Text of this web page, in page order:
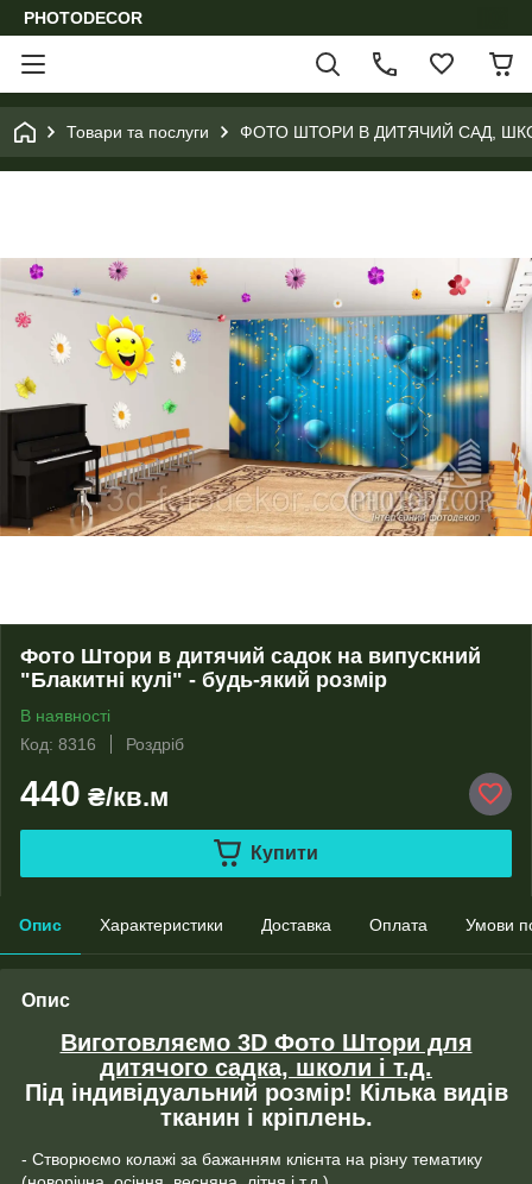
PHOTODECOR
Товари та послуги ФОТО ШТОРИ В ДИТЯЧИЙ САД,
Фото Штори в дитячий садок на випускний
"Блакитні кулі" - будь-який розмір
В наявності
Код: 8316
Роздріб
440 ₴/кв.м
Купити
Опис Характеристики Доставка Оплата Умови
Опис
Виготовляємо 3D Фото Штори для
дитячого садка, школи і т.д.
Під індивідуальний розмір! Кілька видів
тканин і кріплень.
- Створюємо колажі за бажанням клієнта на різну тематику